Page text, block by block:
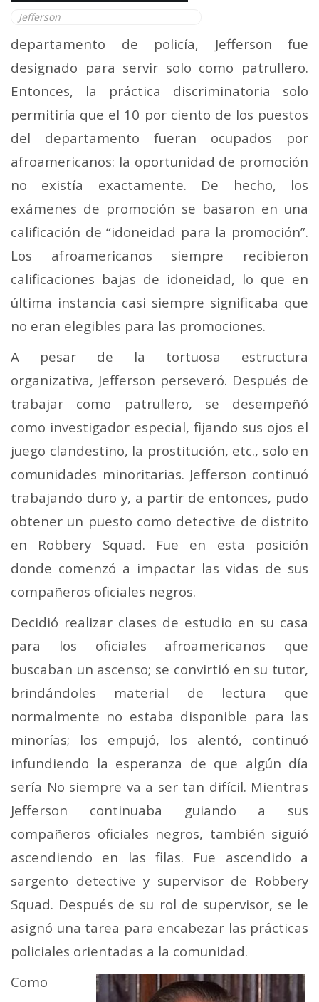
Jefferson
departamento de policía, Jefferson fue
designado para servir solo como patrullero.
Entonces, la práctica discriminatoria solo
permitiría que el 10 por ciento de los puestos
del departamento fueran ocupados por
afroamericanos: la oportunidad de promoción
no existía exactamente. De hecho, los
exámenes de promoción se basaron en una
calificación de “idoneidad para la promoción”.
Los afroamericanos siempre recibieron
calificaciones bajas de idoneidad, lo que en
última instancia casi siempre significaba que
no eran elegibles para las promociones.
A pesar de la tortuosa estructura
organizativa, Jefferson perseveró. Después de
trabajar como patrullero, se desempeñó
como investigador especial, fijando sus ojos el
juego clandestino, la prostitución, etc., solo en
comunidades minoritarias. Jefferson continuó
trabajando duro y, a partir de entonces, pudo
obtener un puesto como detective de distrito
en Robbery Squad. Fue en esta posición
donde comenzó a impactar las vidas de sus
compañeros oficiales negros.
Decidió realizar clases de estudio en su casa
para los oficiales afroamericanos que
buscaban un ascenso; se convirtió en su tutor,
brindándoles material de lectura que
normalmente no estaba disponible para las
minorías; los empujó, los alentó, continuó
infundiendo la esperanza de que algún día
sería No siempre va a ser tan difícil. Mientras
Jefferson continuaba guiando a sus
compañeros oficiales negros, también siguió
ascendiendo en las filas. Fue ascendido a
sargento detective y supervisor de Robbery
Squad. Después de su rol de supervisor, se le
asignó una tarea para encabezar las prácticas
policiales orientadas a la comunidad.
Como